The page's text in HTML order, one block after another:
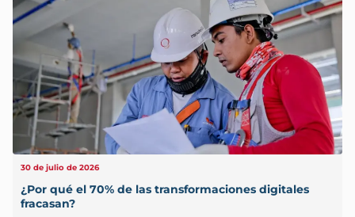
30 de julio de 2026
¿Por qué el 70% de las transformaciones digitales
fracasan?